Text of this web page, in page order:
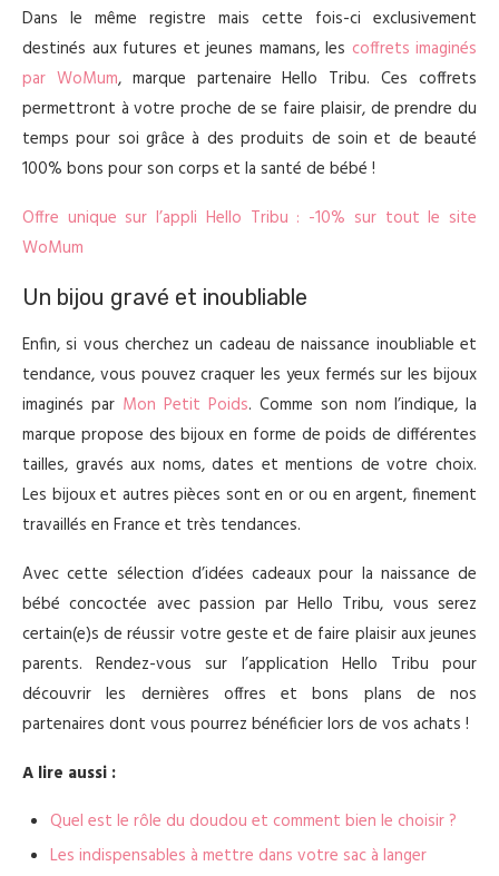
Dans le même registre mais cette fois-ci exclusivement
destinés aux futures et jeunes mamans, les coffrets imaginés
par WoMum, marque partenaire Hello Tribu. Ces coffrets
permettront à votre proche de se faire plaisir, de prendre du
temps pour soi grâce à des produits de soin et de beauté
100% bons pour son corps et la santé de bébé !
Offre unique sur l’appli Hello Tribu : -10% sur tout le site
WoMum
Un bijou gravé et inoubliable
Enfin, si vous cherchez un cadeau de naissance inoubliable et
tendance, vous pouvez craquer les yeux fermés sur les bijoux
imaginés par Mon Petit Poids. Comme son nom l’indique, la
marque propose des bijoux en forme de poids de différentes
tailles, gravés aux noms, dates et mentions de votre choix.
Les bijoux et autres pièces sont en or ou en argent, finement
travaillés en France et très tendances.
Avec cette sélection d’idées cadeaux pour la naissance de
bébé concoctée avec passion par Hello Tribu, vous serez
certain(e)s de réussir votre geste et de faire plaisir aux jeunes
parents. Rendez-vous sur l’application Hello Tribu pour
découvrir les dernières offres et bons plans de nos
partenaires dont vous pourrez bénéficier lors de vos achats !
A lire aussi :
Quel est le rôle du doudou et comment bien le choisir ?
Les indispensables à mettre dans votre sac à langer